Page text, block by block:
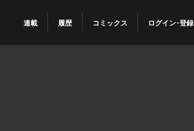
連載 履歴 コミックス ログイン･登録